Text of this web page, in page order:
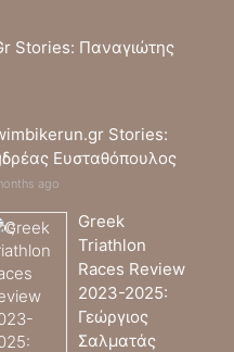
Stories: Παναγιώτης
Stories:
Ευσταθόπουλος
ago
Greek
Triathlon
Races Review
2023-2025:
Γεώργιος
Σαλματάς